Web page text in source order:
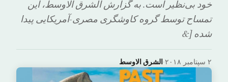
خود بی‌نظیر است. به گزارش الشرق الاوسط، این
تمساح توسط گروه کاوشگری مصری-آمریکایی پیدا
شده [&
الشرق الاوسط· ۲ سپتامبر ۲۰۱۸